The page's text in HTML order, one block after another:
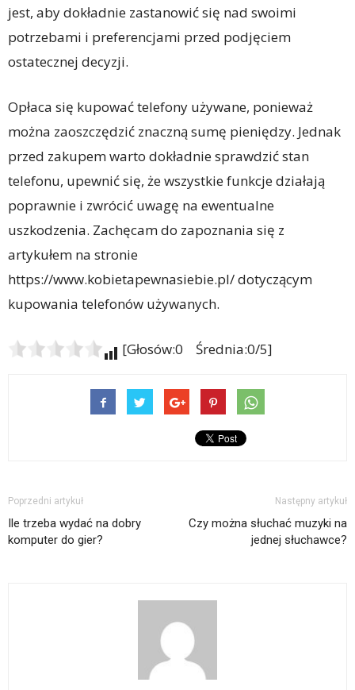
jest, aby dokładnie zastanowić się nad swoimi
potrzebami i preferencjami przed podjęciem
ostatecznej decyzji.
Opłaca się kupować telefony używane, ponieważ
można zaoszczędzić znaczną sumę pieniędzy. Jednak
przed zakupem warto dokładnie sprawdzić stan
telefonu, upewnić się, że wszystkie funkcje działają
poprawnie i zwrócić uwagę na ewentualne
uszkodzenia. Zachęcam do zapoznania się z
artykułem na stronie
https://www.kobietapewnasiebie.pl/ dotyczącym
kupowania telefonów używanych.
[Głosów:0 Średnia:0/5]
Poprzedni artykuł
Ile trzeba wydać na dobry
komputer do gier?
Następny artykuł
Czy można słuchać muzyki na
jednej słuchawce?